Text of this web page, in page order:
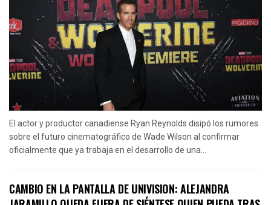
El actor y productor canadiense Ryan Reynolds disipó los rumores
sobre el futuro cinematográfico de Wade Wilson al confirmar
oficialmente que ya trabaja en el desarrollo de una...
CAMBIO EN LA PANTALLA DE UNIVISION: ALEJANDRA